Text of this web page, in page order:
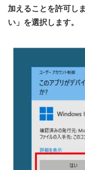
加えることを許可し
い」を選択します。